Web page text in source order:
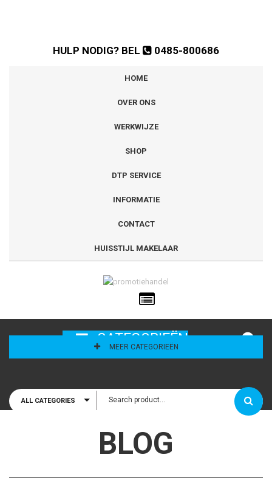
HULP NODIG? BEL 0485-800686
HOME
OVER ONS
WERKWIJZE
SHOP
DTP SERVICE
INFORMATIE
CONTACT
HUISSTIJL MAKELAAR
CATEGORIEËN
MEER CATEGORIEËN
ALL CATEGORIES
BLOG